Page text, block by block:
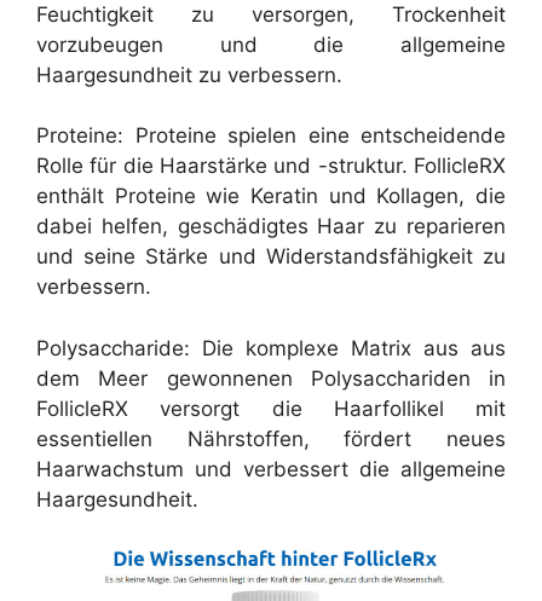
Feuchtigkeit zu versorgen, Trockenheit
vorzubeugen und die allgemeine
Haargesundheit zu verbessern.
Proteine: Proteine spielen eine entscheidende
Rolle für die Haarstärke und -struktur. FollicleRX
enthält Proteine wie Keratin und Kollagen, die
dabei helfen, geschädigtes Haar zu reparieren
und seine Stärke und Widerstandsfähigkeit zu
verbessern.
Polysaccharide: Die komplexe Matrix aus aus
dem Meer gewonnenen Polysacchariden in
FollicleRX versorgt die Haarfollikel mit
essentiellen Nährstoffen, fördert neues
Haarwachstum und verbessert die allgemeine
Haargesundheit.